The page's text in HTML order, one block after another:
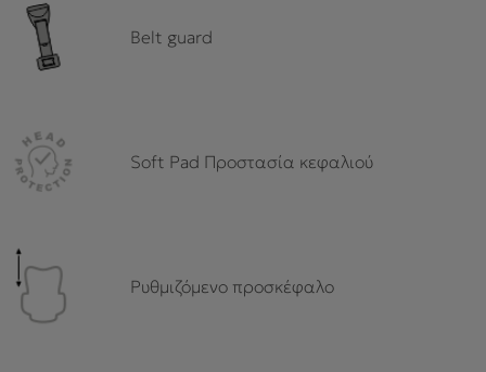
Belt guard
Soft Pad Προστασία κεφαλιού
Ρυθμιζόμενο προσκέφαλο